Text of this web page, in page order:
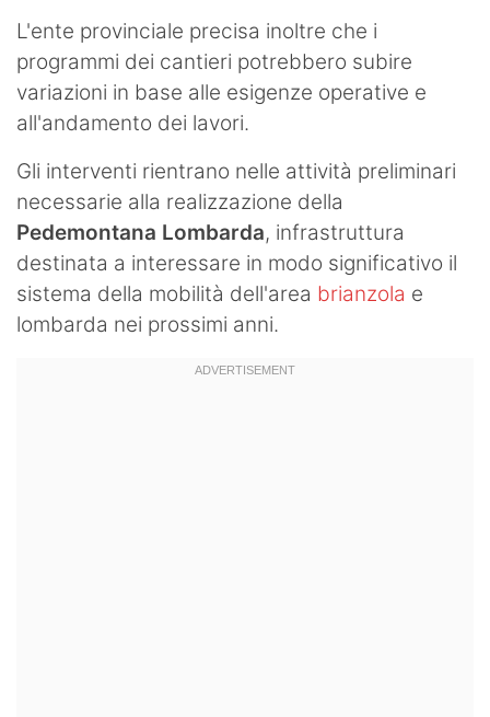
L'ente provinciale precisa inoltre che i
programmi dei cantieri potrebbero subire
variazioni in base alle esigenze operative e
all'andamento dei lavori.
Gli interventi rientrano nelle attività preliminari
necessarie alla realizzazione della
Pedemontana Lombarda, infrastruttura
destinata a interessare in modo significativo il
sistema della mobilità dell'area brianzola e
lombarda nei prossimi anni.